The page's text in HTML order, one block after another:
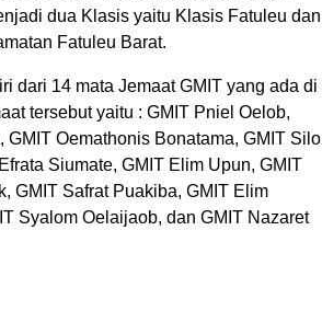
dua Klasis yaitu Klasis Fatuleu dan
Fatuleu Barat.
dari 14 mata Jemaat GMIT yang ada di
tersebut yaitu : GMIT Pniel Oelob,
Oemathonis Bonatama, GMIT Silo
Siumate, GMIT Elim Upun, GMIT
GMIT Safrat Puakiba, GMIT Elim
Syalom Oelaijaob, dan GMIT Nazaret